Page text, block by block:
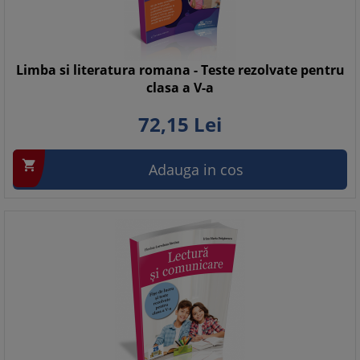
Limba si literatura romana - Teste rezolvate pentru
clasa a V-a
72,15 Lei
 Adauga in cos